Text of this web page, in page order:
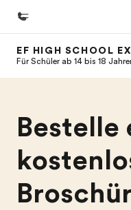
Home
Programme
Alle Programme ansehen
Büros
Büros in der Nähe
EF HIGH SCHOOL
Für Schüler ab 14 bis 18
Bestelle